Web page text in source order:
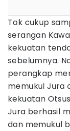
Tak cukup
serangan
kekuatan
sebelumnya.
perangkap
memukul Jura
kekuatan
Jura berhasil
dan memukul